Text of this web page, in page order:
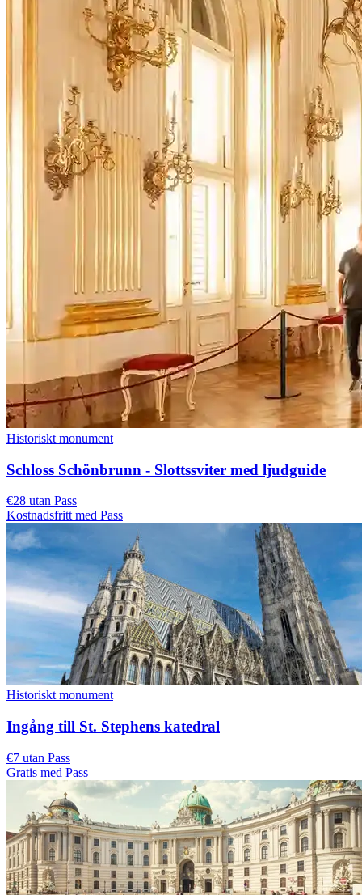
Historiskt monument
Schloss Schönbrunn - Slottssviter med ljudguide
€28 utan Pass
Kostnadsfritt med Pass
Historiskt monument
Ingång till St. Stephens katedral
€7 utan Pass
Gratis med Pass